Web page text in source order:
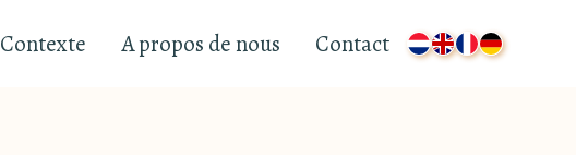
Contexte A propos de nous Contact